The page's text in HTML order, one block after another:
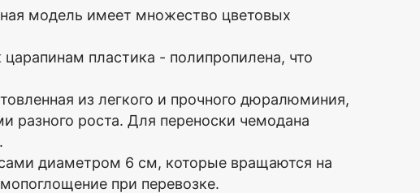
модель имеет множество цветовых
пластика - полипропилена, что
из легкого и прочного дюралюминия,
разного роста. Для переноски чемодана
диаметром 6 см, которые вращаются на
при перевозке.